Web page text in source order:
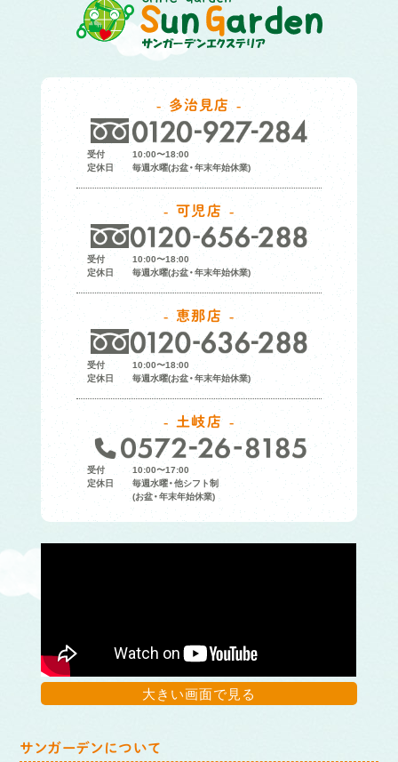
多治見店
受付
10:00〜18:00
定休日
毎週水曜(お盆・年末年始休業)
可児店
受付
10:00〜18:00
定休日
毎週水曜(お盆・年末年始休業)
恵那店
受付
10:00〜18:00
定休日
毎週水曜(お盆・年末年始休業)
土岐店
受付
10:00〜17:00
定休日
毎週水曜・他シフト制
(お盆・年末年始休業)
大きい画面で見る
サンガーデンについて